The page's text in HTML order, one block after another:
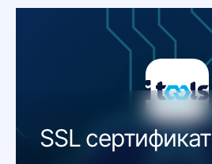
SSL сертификат